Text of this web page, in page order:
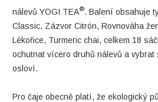
nálevů YOGI TEA®. Balení obsahuje
Classic, Zázvor Citrón, Rovnováha
Lékořice, Turmeric chai, celkem 18
ochutnat vícero druhů nálevů a
osloví.
Pro čaje obecně platí, že ekologický